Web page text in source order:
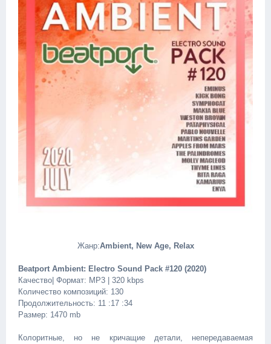
Жанр:Ambient, New Age, Relax
Beatport Ambient: Electro Sound Pack #120 (2020)
Качество| Формат: MP3 | 320 kbps
Количество композиций: 130
Продолжительность: 11 :17 :34
Размер: 1470 mb
Колоритные, но не кричащие детали, непередаваемая